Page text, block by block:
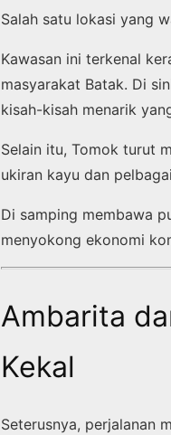
Salah satu lokasi yang
Kawasan ini terkenal
masyarakat Batak. Di
kisah-kisah menarik
Selain itu, Tomok turut
ukiran kayu dan
Di samping membawa
menyokong ekonomi
Ambarita
Kekal
Seterusnya, perjalanan